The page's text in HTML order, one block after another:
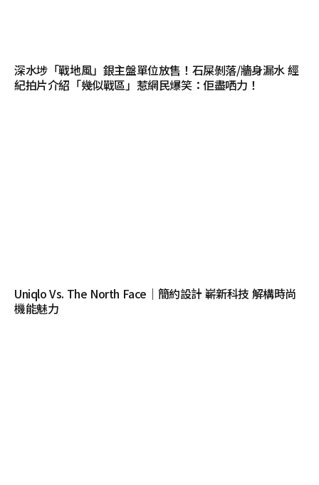
深水埗「戰地風」銀主盤單位放售！石屎剝落/牆身漏水 經
紀拍片介紹「幾似戰區」惹網民爆笑：佢盡哂力！
Uniqlo Vs. The North Face｜簡約設計 嶄新科技 解構時尚
機能魅力